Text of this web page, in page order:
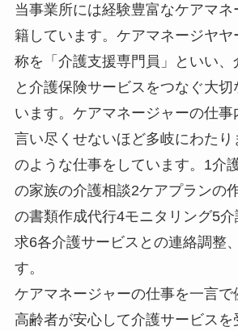
当事業所には経験豊富なケアマ
籍しています。ケアマネージヤヤ
称を「介護支援専門員」といい
と介護保険サービスをつなぐ大切
います。ケアマネージャーの仕事
言い尽くせないほど多岐にわたり
のような仕事をしています。1介
の家族の介護相談2ケアプランの
の書類作成代行4モニタリング5
求6各介護サービスとの連絡調整
す。
ケアマネージャーの仕事を一言で
高齢者が安心して介護サービスを